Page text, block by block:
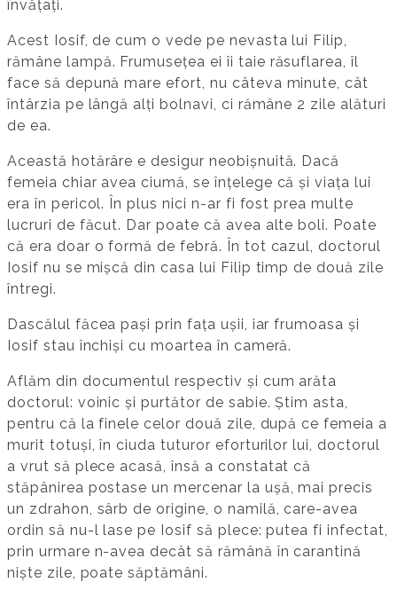
învățați.
Acest Iosif, de cum o vede pe nevasta lui Filip,
rămâne lampă. Frumusețea ei îi taie răsuflarea, îl
face să depună mare efort, nu câteva minute, cât
întârzia pe lângă alți bolnavi, ci rămâne 2 zile alături
de ea.
Această hotărâre e desigur neobișnuită. Dacă
femeia chiar avea ciumă, se înțelege că și viața lui
era în pericol. În plus nici n-ar fi fost prea multe
lucruri de făcut. Dar poate că avea alte boli. Poate
că era doar o formă de febră. În tot cazul, doctorul
Iosif nu se mișcă din casa lui Filip timp de două zile
întregi.
Dascălul făcea pași prin fața ușii, iar frumoasa și
Iosif stau închiși cu moartea în cameră.
Aflăm din documentul respectiv și cum arăta
doctorul: voinic și purtător de sabie. Știm asta,
pentru că la finele celor două zile, după ce femeia a
murit totuși, în ciuda tuturor eforturilor lui, doctorul
a vrut să plece acasă, însă a constatat că
stăpânirea postase un mercenar la ușă, mai precis
un zdrahon, sârb de origine, o namilă, care-avea
ordin să nu-l lase pe Iosif să plece: putea fi infectat,
prin urmare n-avea decât să rămână în carantină
niște zile, poate săptămâni.